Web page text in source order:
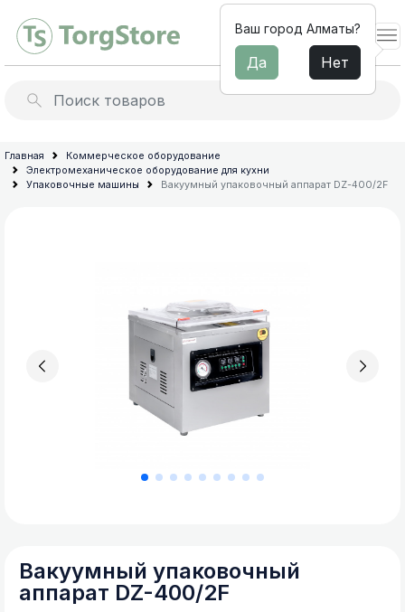
Барное
оборудование
нержавеющей
Коммерческое
Коммерческое
оборудование
Кухонные
Льдогенераторы
Миксеры для молочных
Архив товараов
Профессиональные блендеры
Диспенсеры для напитков
Сокоохладители
Фризеры для мороженого
Главная
Коммерческое оборудование
Электромеханическое оборудование для кухни
Упаковочные машины
Вакуумный упаковочный аппарат DZ-400/2F
Вакуумный упаковочный
аппарат DZ-400/2F
Ваш город Алматы?
Да Нет